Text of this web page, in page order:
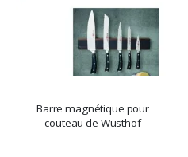
Barre magnétique pour
couteau de Wusthof